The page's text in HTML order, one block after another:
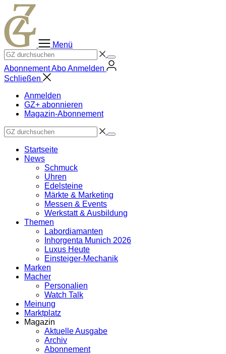
Zum
Inhalt
springen
Menü
AbonnementAboAnmelden
Schließen
Anmelden
GZ+ abonnieren
Magazin-Abonnement
Startseite
News
Schmuck
Uhren
Edelsteine
Märkte & Marketing
Messen & Events
Werkstatt & Ausbildung
Themen
Labordiamanten
Inhorgenta Munich 2026
Luxus Heute
Einsteiger-Mechanik
Marken
Macher
Personalien
Watch Talk
Meinung
Marktplatz
Magazin
Aktuelle Ausgabe
Archiv
Abonnement